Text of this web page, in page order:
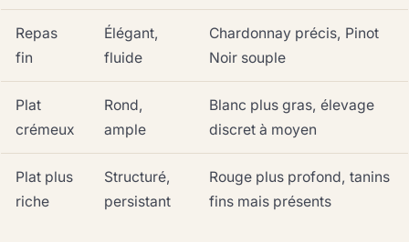
Repas
fin
Élégant,
fluide
Chardonnay précis, Pinot
Noir souple
Plat
crémeux
Rond,
ample
Blanc plus gras, élevage
discret à moyen
Plat plus
riche
Structuré,
persistant
Rouge plus profond, tanins
fins mais présents